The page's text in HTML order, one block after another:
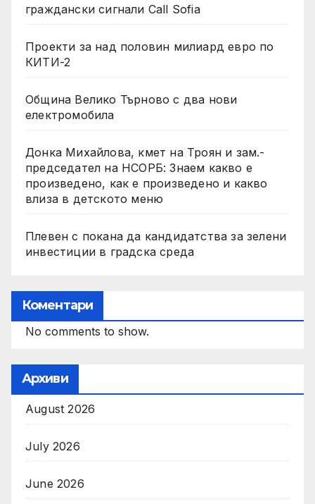
граждански сигнали Call Sofia
Проекти за над половин милиард евро по
КИТИ-2
Община Велико Търново с два нови
електромобила
Донка Михайлова, кмет на Троян и зам.-
председател на НСОРБ: Знаем какво е
произведено, как е произведено и какво
влиза в детското меню
Плевен с покана да кандидатства за зелени
инвестиции в градска среда
Коментари
No comments to show.
Архиви
August 2026
July 2026
June 2026